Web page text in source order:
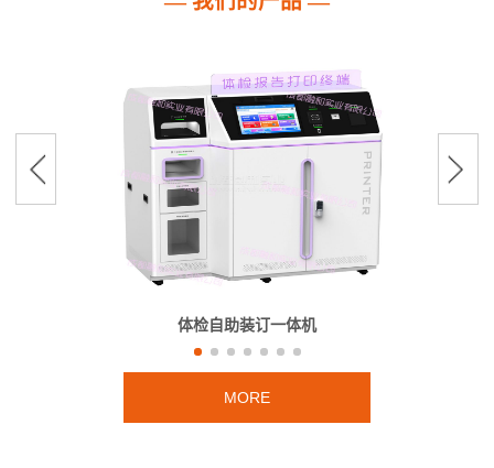
体检自助装订一体机
MORE